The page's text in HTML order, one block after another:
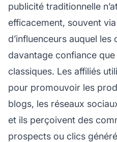
publicité traditionnelle
efficacement, souvent
d’influenceurs auquel les
davantage confiance
classiques. Les affiliés
pour promouvoir les
blogs, les réseaux
et ils perçoivent des
prospects ou clics